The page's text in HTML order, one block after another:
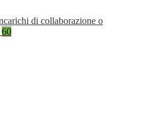
di collaborazione o
60